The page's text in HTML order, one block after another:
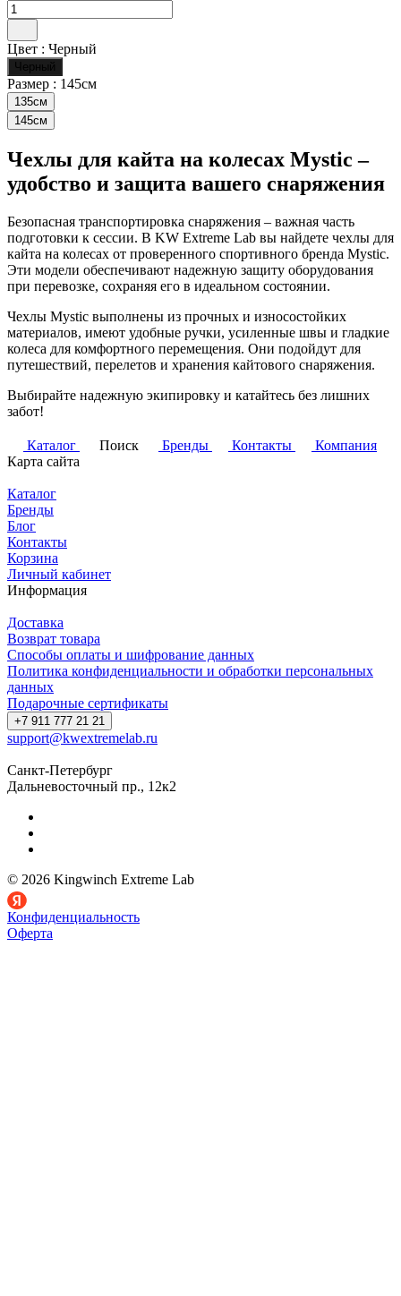
Цвет : Черный
Черный
Размер : 145см
135см
145см
Чехлы для кайта на колесах Mystic –
удобство и защита вашего снаряжения
Безопасная транспортировка снаряжения – важная часть
подготовки к сессии. В KW Extreme Lab вы найдете чехлы для
кайта на колесах от проверенного спортивного бренда Mystic.
Эти модели обеспечивают надежную защиту оборудования
при перевозке, сохраняя его в идеальном состоянии.
Чехлы Mystic выполнены из прочных и износостойких
материалов, имеют удобные ручки, усиленные швы и гладкие
колеса для комфортного перемещения. Они подойдут для
путешествий, перелетов и хранения кайтового снаряжения.
Выбирайте надежную экипировку и катайтесь без лишних
забот!
Каталог Поиск Бренды Контакты
Компания
Карта сайта
Каталог
Бренды
Блог
Контакты
Корзина
Личный кабинет
Информация
Доставка
Возврат товара
Способы оплаты и шифрование данных
Политика конфиденциальности и обработки персональных
данных
Подарочные сертификаты
+7 911 777 21 21
support@kwextremelab.ru
Санкт-Петербург
Дальневосточный пр., 12к2
© 2026 Kingwinch Extreme Lab
Конфиденциальность
Оферта